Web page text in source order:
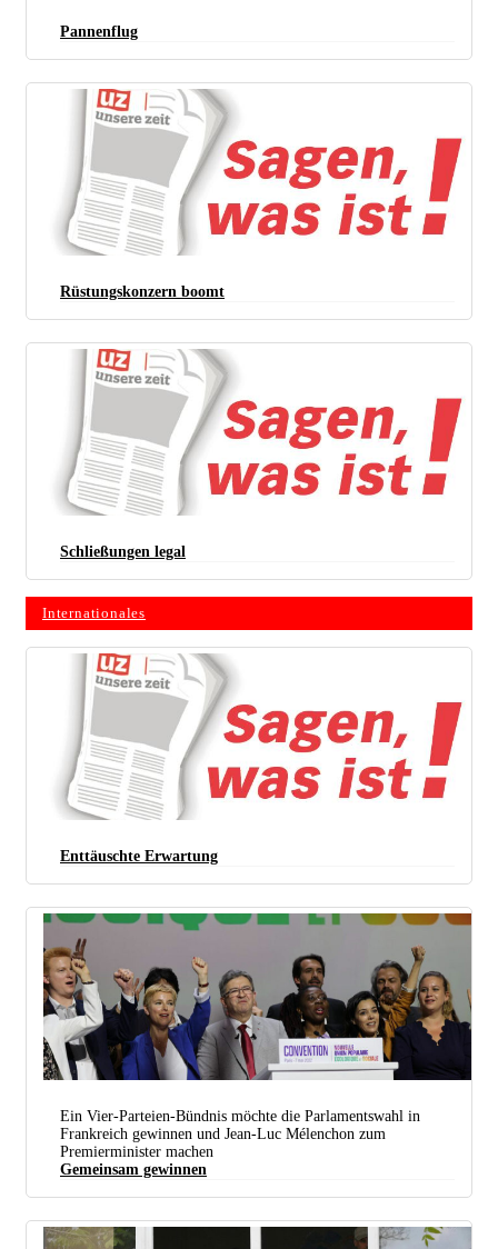
Pannenflug
Rüstungskonzern boomt
Schließungen legal
Internationales
Enttäuschte Erwartung
NUPES am 7. Mai in Aubervilliers. (Foto: melenchon2022.fr)
Ein Vier-Parteien-Bündnis möchte die Parlamentswahl in
Frankreich gewinnen und Jean-Luc Mélenchon zum
Premierminister machen
Gemeinsam gewinnen